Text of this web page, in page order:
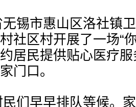
锡市惠山区洛社镇
社区村开展了一场“
约居民提供贴心医疗
门口。
们早早排队等候。